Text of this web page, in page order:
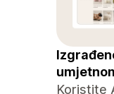
Koristite